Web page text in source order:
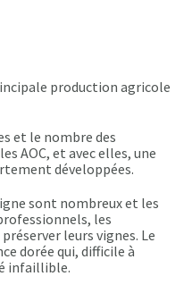
production agricole
et le nombre des
AOC, et avec elles, une
développées.
sont nombreux et les
les
leurs vignes. Le
dorée qui, difficile à
infaillible.